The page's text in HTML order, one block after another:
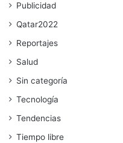
Publicidad
Qatar2022
Reportajes
Salud
Sin categoría
Tecnología
Tendencias
Tiempo libre